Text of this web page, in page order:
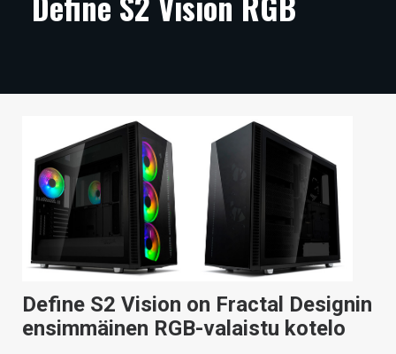
ARTIKKELIT
TECHBBS
HINTA.FI
KAUPPA
VAIHDA TEEMA
HAKU
Define S2 Vision on Fractal Designin
ensimmäinen RGB-valaistu kotelo